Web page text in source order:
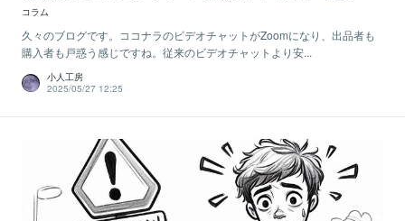
コラム
久々のブログです。ココナラのビデオチャットがZoomになり、出品者も
購入者も戸惑う感じですね。従来のビデオチャットより安...
小人工房
2025/05/27 12:25